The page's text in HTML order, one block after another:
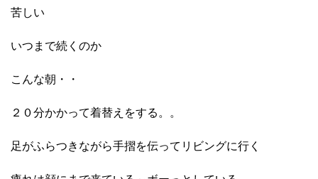
苦しい
いつまで続くのか
こんな朝・・
２０分かかって着替えをする。。
足がふらつきながら手摺を伝ってリビングに行く